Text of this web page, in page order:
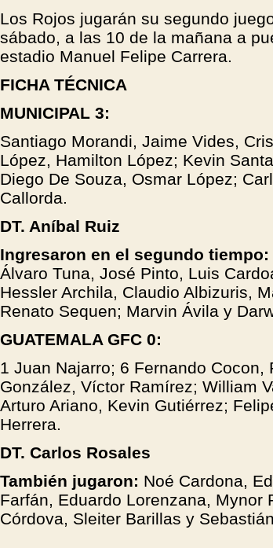
Los Rojos jugarán su segundo
sábado, a las 10 de la mañana a
estadio Manuel Felipe Carrera.
FICHA TÉCNICA
MUNICIPAL 3:
Santiago Morandi, Jaime Vides,
López, Hamilton López; Kevin
Diego De Souza, Osmar López;
Callorda.
DT. Aníbal Ruiz
Ingresaron en el segundo tiempo:
Álvaro Tuna, José Pinto, Luis
Hessler Archila, Claudio Albizuris,
Renato Sequen; Marvin Ávila y
GUATEMALA GFC 0:
1 Juan Najarro; 6 Fernando Cocon,
González, Víctor Ramírez; William
Arturo Ariano, Kevin Gutiérrez;
Herrera.
DT. Carlos Rosales
También jugaron: Noé Cardona,
Farfán, Eduardo Lorenzana, Mynor
Córdova, Sleiter Barillas y